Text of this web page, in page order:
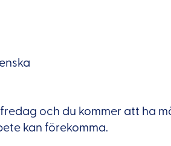
och du kommer att ha
kan förekomma.